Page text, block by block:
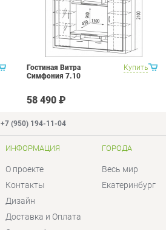
Купить
Гостиная Витра
Симфония 7.10
58 490 ₽
+7 (950) 194-11-04
ИНФОРМАЦИЯ
О проекте
Контакты
Дизайн
Доставка и Оплата
ГОРОДА
Весь мир
Екатеринбург